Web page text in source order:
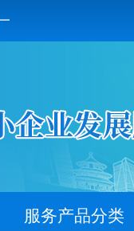
服务产品分类